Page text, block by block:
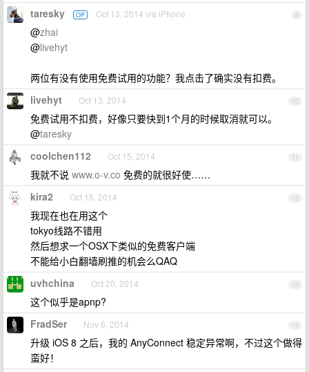
9
taresky OP Oct 13, 2014 via iPhone
@zhai
@livehyt
两位有没有使用免费试用的功能？我点击了确实没有扣费。
10
livehyt Oct 13, 2014
免费试用不扣费，好像只要快到1个月的时候取消就可以。
@taresky
11
coolchen112 Oct 15, 2014
我就不说 www.o-v.co 免费的就很好使……
12
kira2 Oct 15, 2014
我现在也在用这个
tokyo线路不错用
然后想求一个OSX下类似的免费客户端
不能给小白翻墙刷推的机会么QAQ
13
uvhchina Oct 20, 2014
这个似乎是apnp?
14
FradSer Nov 6, 2014
升级 iOS 8 之后，我的 AnyConnect 稳定异常啊，不过这个做得
蛮好！